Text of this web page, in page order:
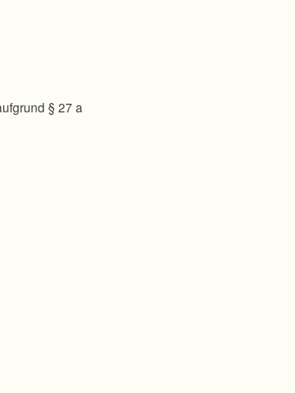
§ 27 a